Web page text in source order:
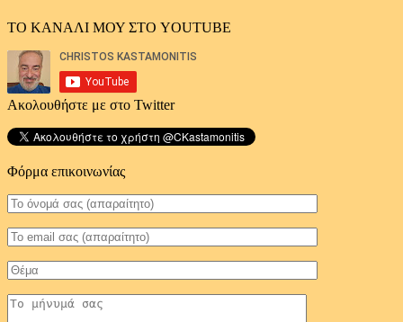
ΤΟ ΚΑΝΑΛΙ ΜΟΥ ΣΤΟ YOUTUBE
Ακολουθήστε με στο Twitter
Φόρμα επικοινωνίας